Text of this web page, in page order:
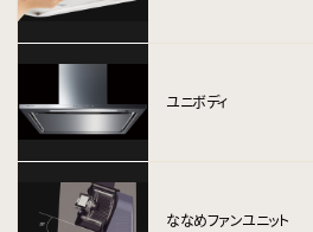
ユニボディ
ななめファンユニット